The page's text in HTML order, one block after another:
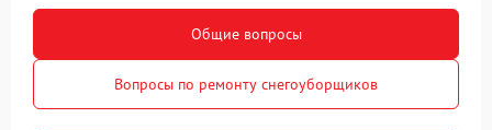
Общие вопросы
Вопросы по ремонту снегоуборщиков